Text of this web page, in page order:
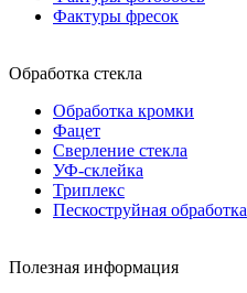
Фактуры фресок
Обработка стекла
Обработка кромки
Фацет
Сверление стекла
УФ-склейка
Триплекс
Пескоструйная обработка
Полезная информация